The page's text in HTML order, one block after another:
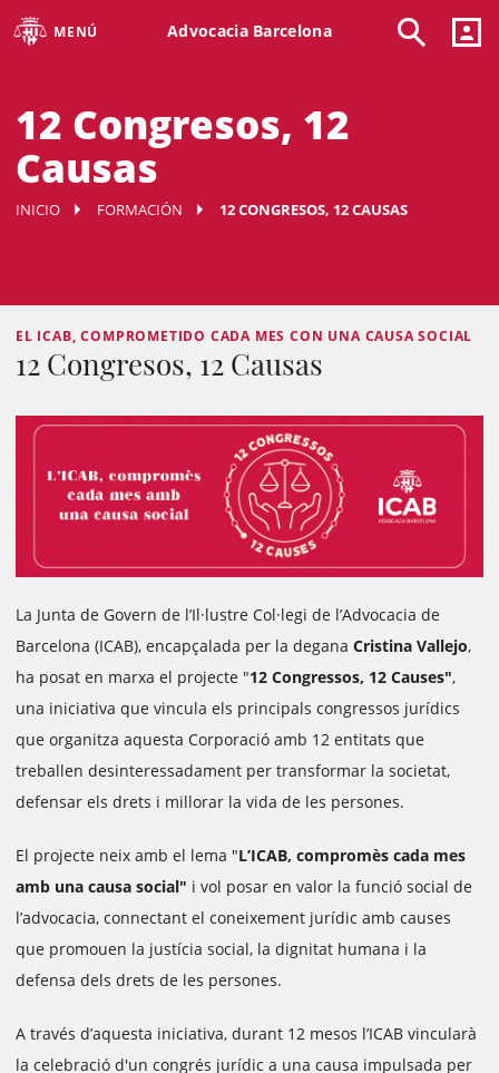
MENÚ Advocacia Barcelona
12 Congresos, 12
Causas
INICIO FORMACIÓN 12 CONGRESOS, 12 CAUSAS
EL ICAB, COMPROMETIDO CADA MES CON UNA CAUSA SOCIAL
12 Congresos, 12 Causas
La Junta de Govern de l’Il·lustre Col·legi de l’Advocacia de
Barcelona (ICAB), encapçalada per la degana Cristina Vallejo,
ha posat en marxa el projecte "12 Congressos, 12 Causes",
una iniciativa que vincula els principals congressos jurídics
que organitza aquesta Corporació amb 12 entitats que
treballen desinteressadament per transformar la societat,
defensar els drets i millorar la vida de les persones.
El projecte neix amb el lema "L’ICAB, compromès cada mes
amb una causa social" i vol posar en valor la funció social de
l’advocacia, connectant el coneixement jurídic amb causes
que promouen la justícia social, la dignitat humana i la
defensa dels drets de les persones.
A través d’aquesta iniciativa, durant 12 mesos l’ICAB vincularà
la celebració d'un congrés jurídic a una causa impulsada per